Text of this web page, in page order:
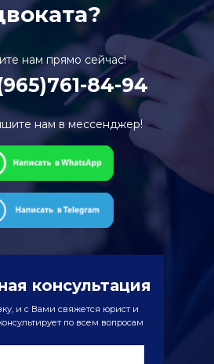
нам прямо сейчас!
84-94
нам в мессенджер!
и с Вами свяжется юрист и
по всем вопросам
консультация